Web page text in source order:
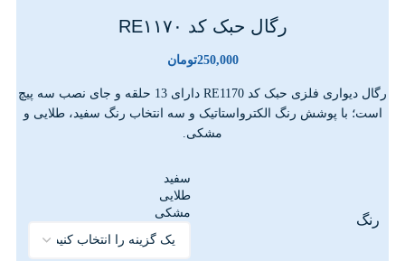
رگال حبک کد RE۱۱۷۰
250,000تومان
رگال دیواری فلزی حبک کد RE1170 دارای 13 حلقه و جای نصب سه پیچ
است؛ با پوشش رنگ الکترواستاتیک و سه انتخاب رنگ سفید، طلایی و
مشکی.
رنگ
سفید
طلایی
مشکی